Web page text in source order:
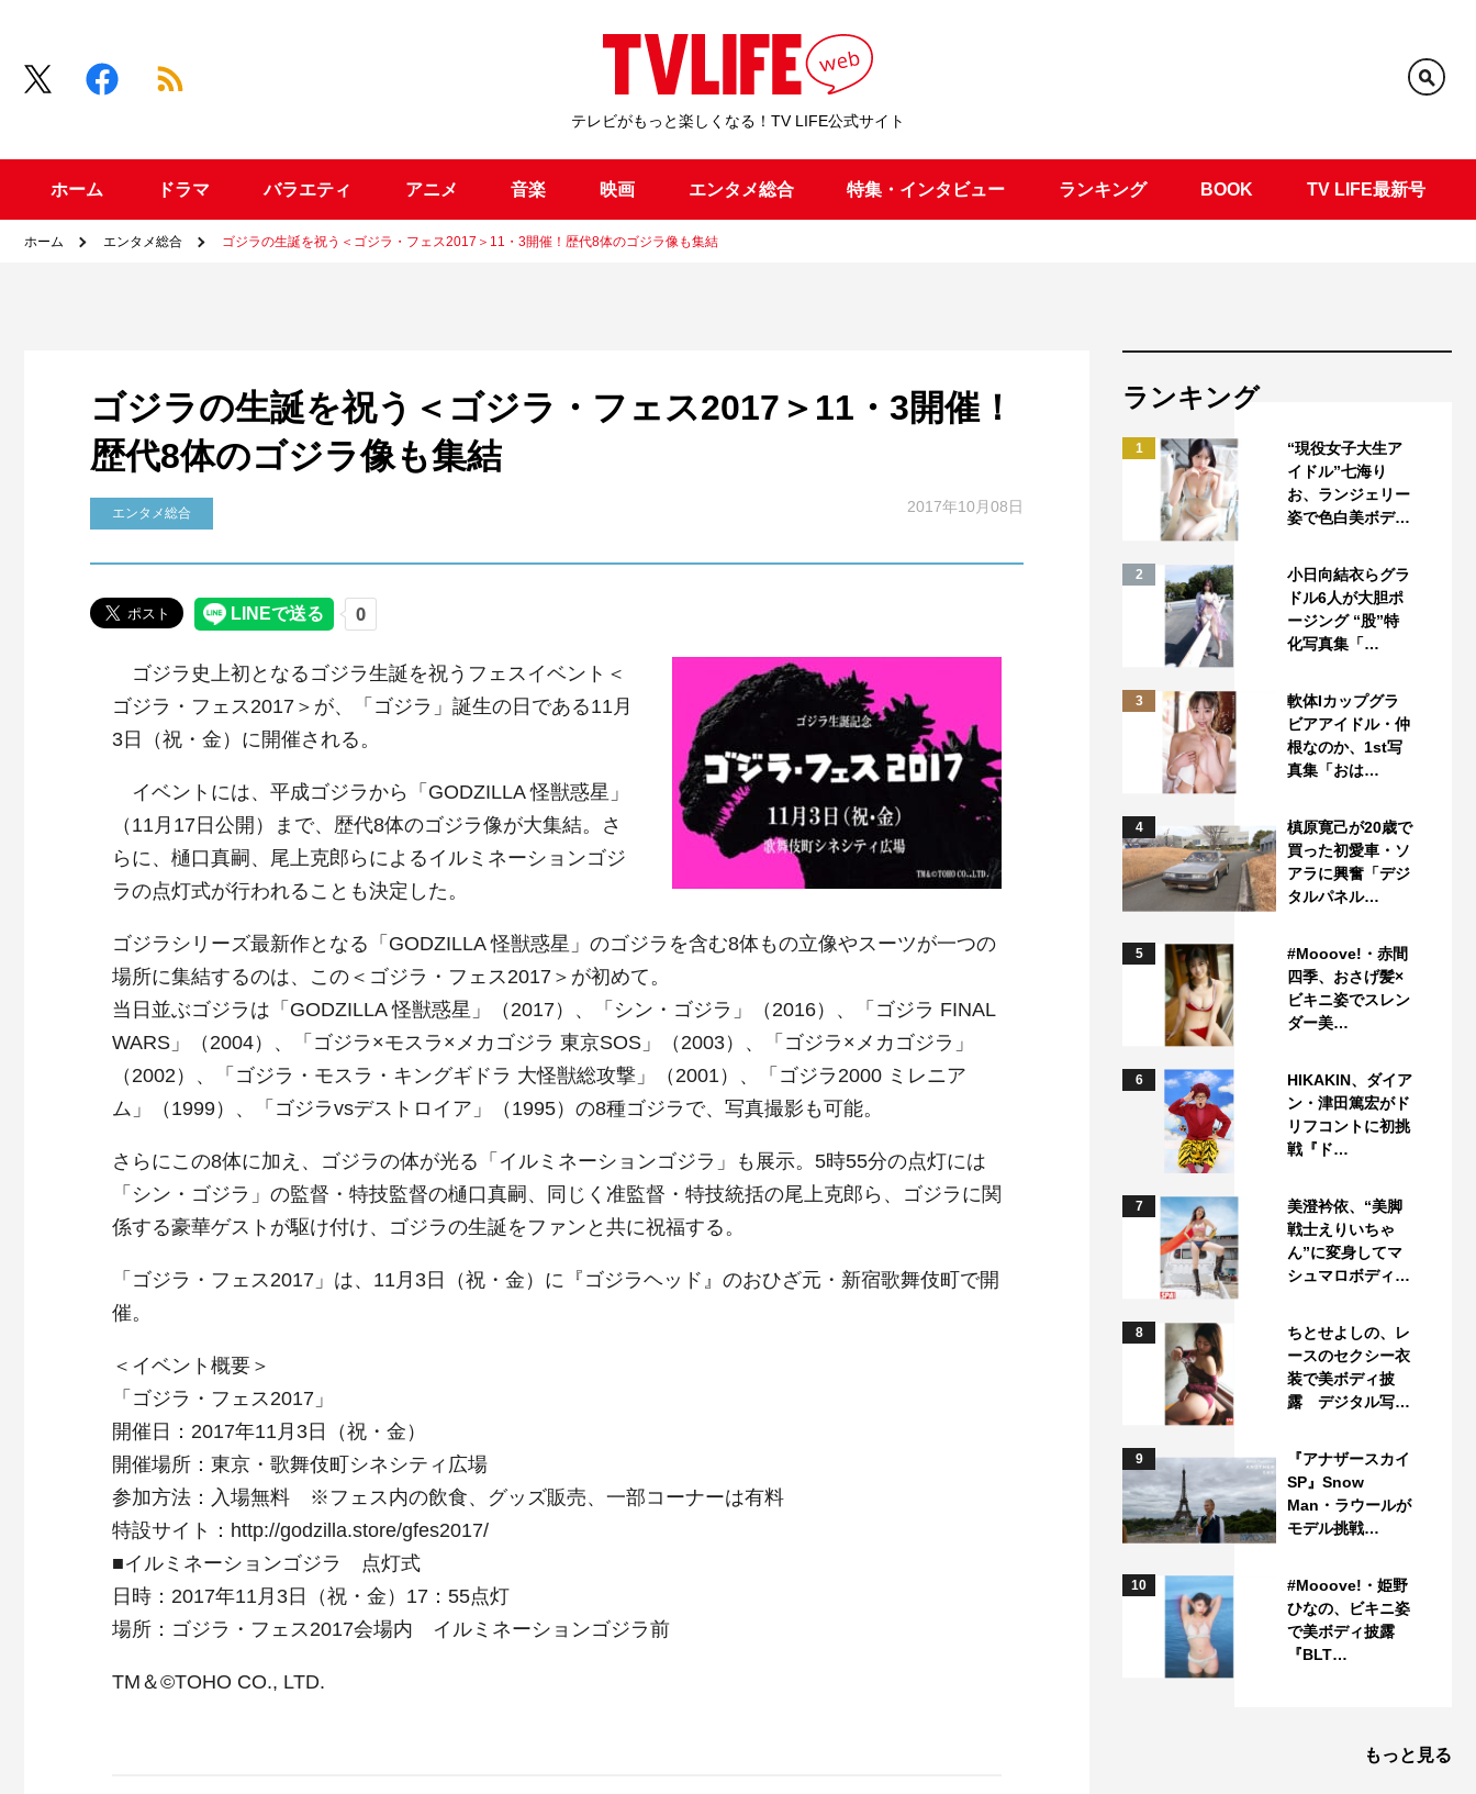
テレビがもっと楽しくなる！TV LIFE公式サイト
ホーム ドラマ バラエティ アニメ 音楽 映画 エンタメ総合 特集・インタビュー ランキング BOOK TV LIFE最新号
ホーム エンタメ総合 ゴジラの生誕を祝う＜ゴジラ・フェス2017＞11・3開催！歴代8体のゴジラ像も集結
ゴジラの生誕を祝う＜ゴジラ・フェス2017＞11・3開催！
歴代8体のゴジラ像も集結
エンタメ総合 2017年10月08日
ゴジラ史上初となるゴジラ生誕を祝うフェスイベント＜
ゴジラ・フェス2017＞が、「ゴジラ」誕生の日である11月
3日（祝・金）に開催される。
イベントには、平成ゴジラから「GODZILLA 怪獣惑星」
（11月17日公開）まで、歴代8体のゴジラ像が大集結。さ
らに、樋口真嗣、尾上克郎らによるイルミネーションゴジ
ラの点灯式が行われることも決定した。
ゴジラシリーズ最新作となる「GODZILLA 怪獣惑星」のゴジラを含む8体もの立像やスーツが一つの
場所に集結するのは、この＜ゴジラ・フェス2017＞が初めて。
当日並ぶゴジラは「GODZILLA 怪獣惑星」（2017）、「シン・ゴジラ」（2016）、「ゴジラ FINAL
WARS」（2004）、「ゴジラ×モスラ×メカゴジラ 東京SOS」（2003）、「ゴジラ×メカゴジラ」
（2002）、「ゴジラ・モスラ・キングギドラ 大怪獣総攻撃」（2001）、「ゴジラ2000 ミレニア
ム」（1999）、「ゴジラvsデストロイア」（1995）の8種ゴジラで、写真撮影も可能。
さらにこの8体に加え、ゴジラの体が光る「イルミネーションゴジラ」も展示。5時55分の点灯には
「シン・ゴジラ」の監督・特技監督の樋口真嗣、同じく准監督・特技統括の尾上克郎ら、ゴジラに関
係する豪華ゲストが駆け付け、ゴジラの生誕をファンと共に祝福する。
「ゴジラ・フェス2017」は、11月3日（祝・金）に『ゴジラヘッド』のおひざ元・新宿歌舞伎町で開
催。
＜イベント概要＞
「ゴジラ・フェス2017」
開催日：2017年11月3日（祝・金）
開催場所：東京・歌舞伎町シネシティ広場
参加方法：入場無料 ※フェス内の飲食、グッズ販売、一部コーナーは有料
特設サイト：http://godzilla.store/gfes2017/
■イルミネーションゴジラ 点灯式
日時：2017年11月3日（祝・金）17：55点灯
場所：ゴジラ・フェス2017会場内 イルミネーションゴジラ前
TM＆©TOHO CO., LTD.
ランキング
1
“現役女子大生ア
イドル”七海り
お、ランジェリー
姿で色白美ボデ…
2
小日向結衣らグラ
ドル6人が大胆ポ
ージング “股”特
化写真集「…
3
軟体Iカップグラ
ビアアイドル・仲
根なのか、1st写
真集「おは…
4
槙原寛己が20歳で
買った初愛車・ソ
アラに興奮「デジ
タルパネル…
5
#Mooove!・赤間
四季、おさげ髪×
ビキニ姿でスレン
ダー美…
6
HIKAKIN、ダイア
ン・津田篤宏がド
リフコントに初挑
戦『ド…
7
美澄衿依、“美脚
戦士えりいちゃ
ん”に変身してマ
シュマロボディ…
8
ちとせよしの、レ
ースのセクシー衣
装で美ボディ披
露 デジタル写…
9
『アナザースカイ
SP』Snow
Man・ラウールが
モデル挑戦…
10
#Mooove!・姫野
ひなの、ビキニ姿
で美ボディ披露
『BLT…
もっと見る